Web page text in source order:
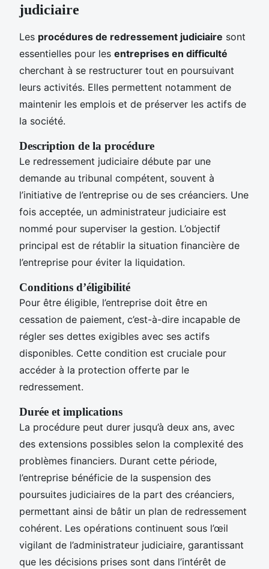
judiciaire
Les procédures de redressement judiciaire sont
essentielles pour les entreprises en difficulté
cherchant à se restructurer tout en poursuivant
leurs activités. Elles permettent notamment de
maintenir les emplois et de préserver les actifs de
la société.
Description de la procédure
Le redressement judiciaire débute par une
demande au tribunal compétent, souvent à
l’initiative de l’entreprise ou de ses créanciers. Une
fois acceptée, un administrateur judiciaire est
nommé pour superviser la gestion. L’objectif
principal est de rétablir la situation financière de
l’entreprise pour éviter la liquidation.
Conditions d’éligibilité
Pour être éligible, l’entreprise doit être en
cessation de paiement, c’est-à-dire incapable de
régler ses dettes exigibles avec ses actifs
disponibles. Cette condition est cruciale pour
accéder à la protection offerte par le
redressement.
Durée et implications
La procédure peut durer jusqu’à deux ans, avec
des extensions possibles selon la complexité des
problèmes financiers. Durant cette période,
l’entreprise bénéficie de la suspension des
poursuites judiciaires de la part des créanciers,
permettant ainsi de bâtir un plan de redressement
cohérent. Les opérations continuent sous l’œil
vigilant de l’administrateur judiciaire, garantissant
que les décisions prises sont dans l’intérêt de